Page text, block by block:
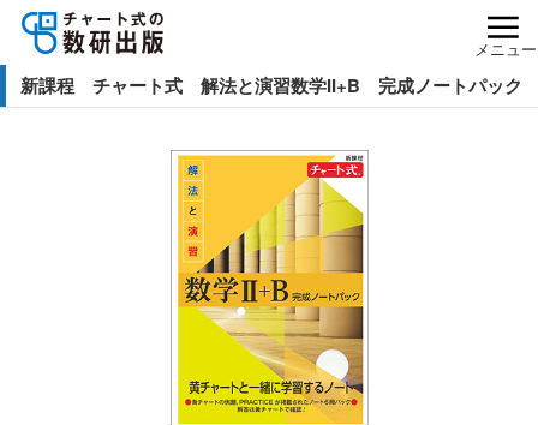
メニュー
新課程 チャート式 解法と演習数学II+B 完成ノートパック